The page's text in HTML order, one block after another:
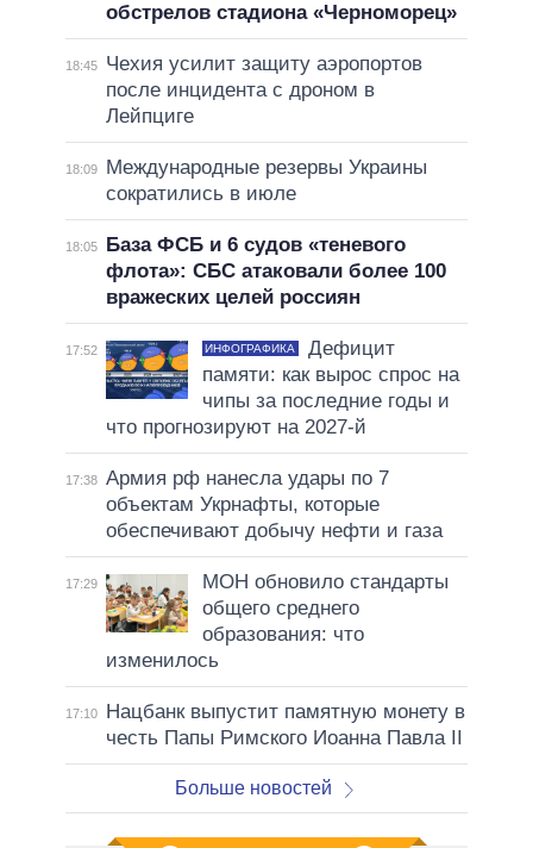
обстрелов стадиона «Черноморец»
18:45
Чехия усилит защиту аэропортов
после инцидента с дроном в
Лейпциге
18:09
Международные резервы Украины
сократились в июле
18:05
База ФСБ и 6 судов «теневого
флота»: СБС атаковали более 100
вражеских целей россиян
17:52 ИНФОГРАФИКА
Дефицит
памяти: как вырос спрос на
чипы за последние годы и
что прогнозируют на 2027-й
17:38 Армия рф нанесла удары по 7
объектам Укрнафты, которые
обеспечивают добычу нефти и газа
17:29
МОН обновило стандарты
общего среднего
образования: что
изменилось
17:10
Нацбанк выпустит памятную монету в
честь Папы Римского Иоанна Павла II
Больше новостей